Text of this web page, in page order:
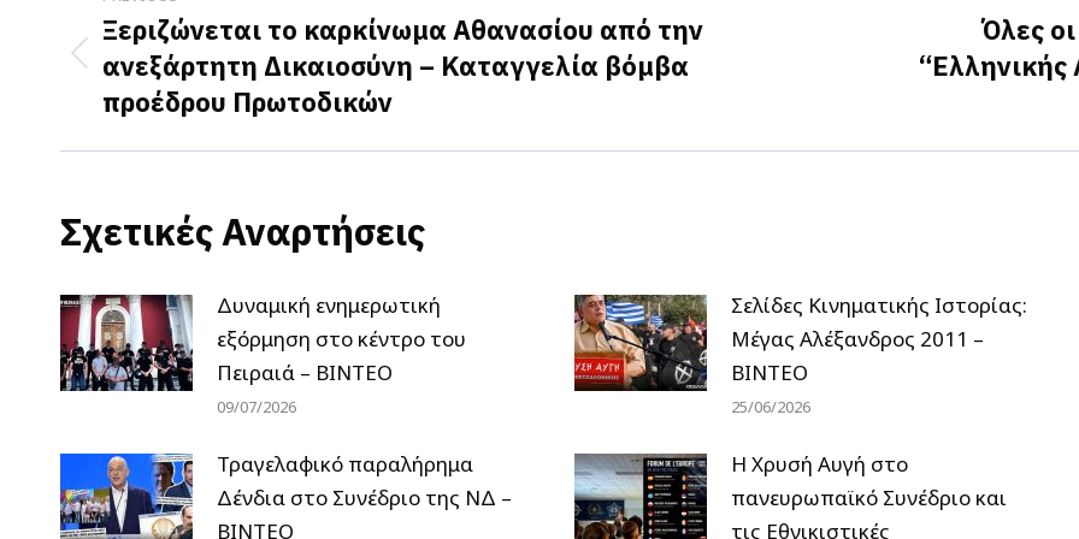
navigation
Previous
post:
Ξεριζώνεται το καρκίνωμα Αθανασίου από την
ανεξάρτητη Δικαιοσύνη – Καταγγελία βόμβα
προέδρου Πρωτοδικών
Όλες
Σχετικές Αναρτήσεις
Δυναμική ενημερωτική
εξόρμηση στο κέντρο του
Πειραιά – ΒΙΝΤΕΟ
09/07/2026
Σελίδες Κινηματικής Ιστορίας:
Μέγας Αλέξανδρος 2011 –
ΒΙΝΤΕΟ
25/06/2026
Τραγελαφικό παραλήρημα
Δένδια στο Συνέδριο της ΝΔ –
ΒΙΝΤΕΟ
Η Χρυσή Αυγή στο
πανευρωπαϊκό Συνέδριο και
τις Εθνικιστικές